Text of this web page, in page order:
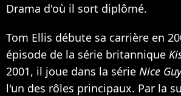
Drama d'où il sort diplômé.
Tom Ellis débute sa carrière en
épisode de la série britannique
2001, il joue dans la série Nice
l'un des rôles principaux. Par la